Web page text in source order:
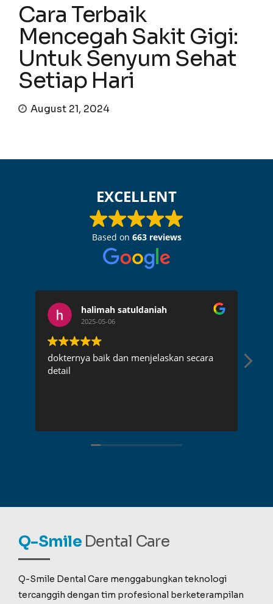
Cara Terbaik
Mencegah Sakit Gigi:
Untuk Senyum Sehat
Setiap Hari
August 21, 2024
EXCELLENT
Based on 663 reviews
halimah satuldaniah
2025-05-06
dokternya baik dan menjelaskan secara
detail
Q-Smile Dental Care
Q-Smile Dental Care menggabungkan teknologi
tercanggih dengan tim profesional berketerampilan